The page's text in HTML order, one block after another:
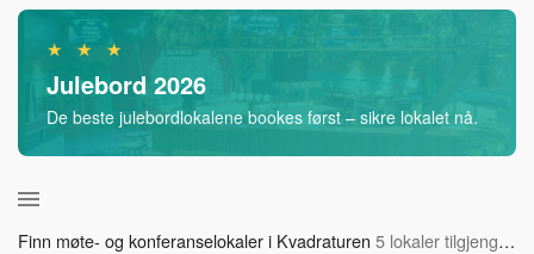
★ ★ ★
Julebord 2026
De beste julebordlokalene bookes først – sikre lokalet nå.
Finn møte- og konferanselokaler i Kvadraturen 5 lokaler tilgjengelig